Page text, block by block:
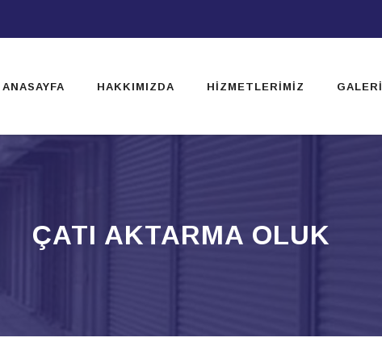
ANASAYFA HAKKIMIZDA HIZMETLERIMIZ GALERI
ÇATI AKTARMA OLUK